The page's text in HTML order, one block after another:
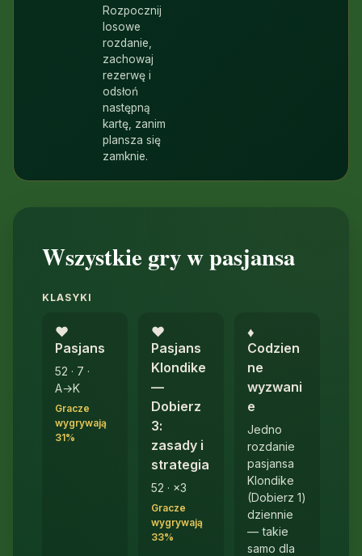
Rozpocznij
losowe
rozdanie,
zachowaj
rezerwę i
odsłoń
następną
kartę, zanim
plansza się
zamknie.
Wszystkie gry w pasjansa
KLASYKI
♥︎
Pasjans
52 · 7 ·
A→K
Gracze
wygrywają
31%
♥︎
Pasjans
Klondike
—
Dobierz
3:
zasady i
strategia
52 · ×3
Gracze
wygrywają
33%
♦︎
Codzien
ne
wyzwani
e
Jedno
rozdanie
pasjansa
Klondike
(Dobierz 1)
dziennie
— takie
samo dla